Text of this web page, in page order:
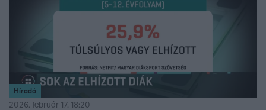
Híradó
2026. február 17. 18:20